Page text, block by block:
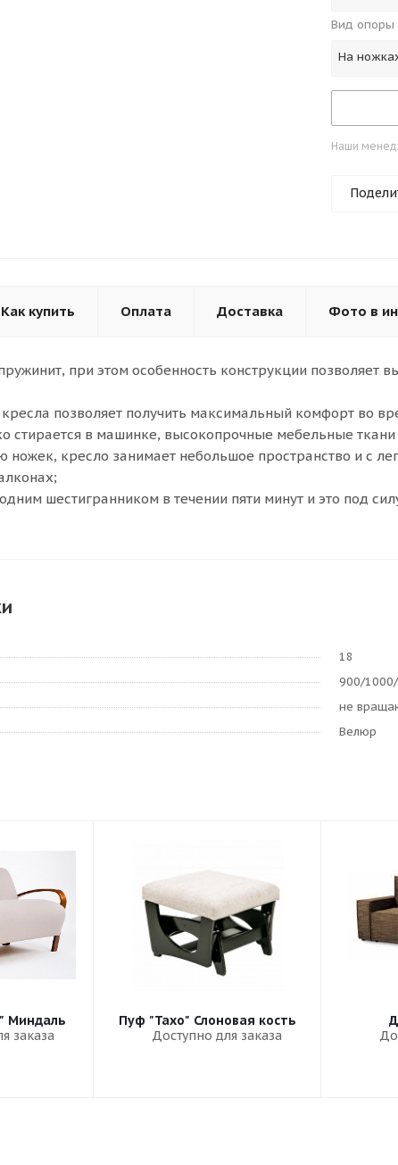
Вид опоры
На
Наши
Как купить Оплата Доставка Фото в
при этом особенность конструкции позволяет
позволяет получить максимальный комфорт во
стирается в машинке, высокопрочные мебельные
ножек, кресло занимает небольшое пространство и с
шестигранником в течении пяти минут и это под
18
900/
не
Велюр
Миндаль
заказа
Пуф "Тахо" Слоновая кость
Доступно для заказа